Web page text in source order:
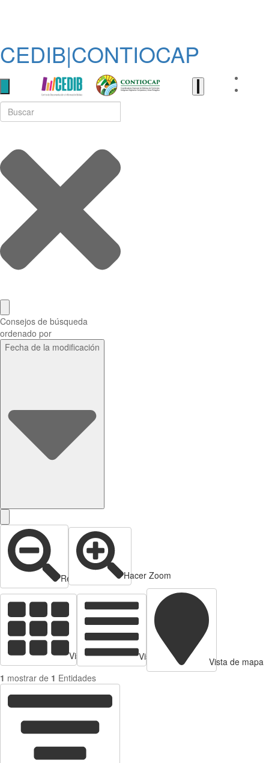
CEDIB|CONTIOCAP
Consejos de búsqueda
ordenado por
Fecha de la modificación
Reducir zoom Hacer Zoom
Vista de tarjetas Vista de Tabla
Vista de mapa
1 mostrar de 1 Entidades